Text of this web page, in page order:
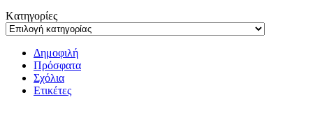
Kατηγορίες
Δημοφιλή
Πρόσφατα
Σχόλια
Ετικέτες